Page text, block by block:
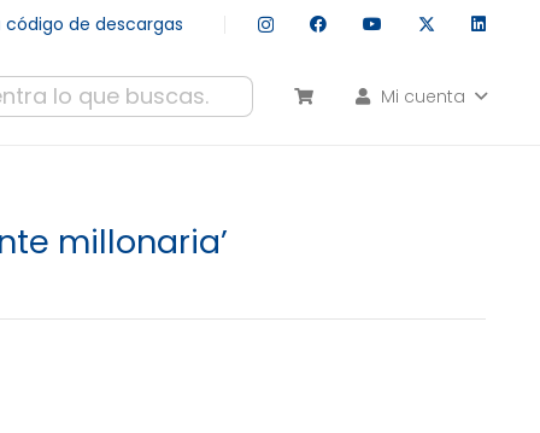
código de descargas
Mi cuenta
millonaria’